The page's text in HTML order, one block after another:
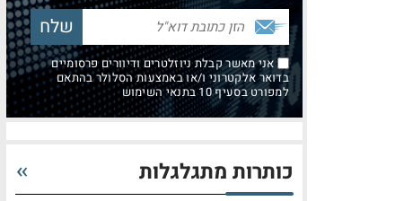
אני מאשר קבלת ניוזלטרים ודיוורים פרסומיים
בדואר אלקטרוני ו/או באמצעות הסלולר בהתאם
למפורט בסעיף 10 בתנאי השימוש
כותרות מתגלגלות